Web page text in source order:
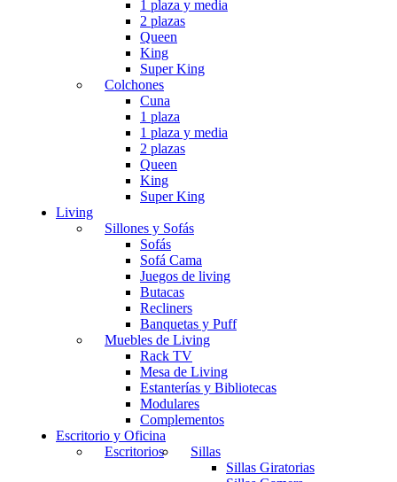
1 plaza y media
2 plazas
Queen
King
Super King
Colchones
Cuna
1 plaza
1 plaza y media
2 plazas
Queen
King
Super King
Living
Sillones y Sofás
Sofás
Sofá Cama
Juegos de living
Butacas
Recliners
Banquetas y Puff
Muebles de Living
Rack TV
Mesa de Living
Estanterías y Bibliotecas
Modulares
Complementos
Escritorio y Oficina
Escritorios
Sillas
Sillas Giratorias